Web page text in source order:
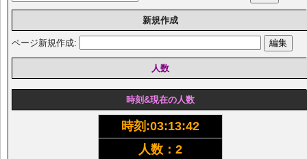
新規作成
ページ新規作成:
人数
時刻&現在の人数
時刻:03:13:42
人数：2